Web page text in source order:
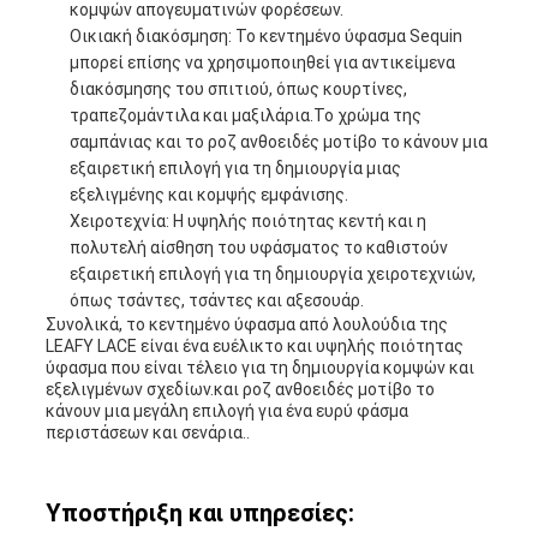
κομψών απογευματινών φορέσεων.
Οικιακή διακόσμηση: Το κεντημένο ύφασμα Sequin
μπορεί επίσης να χρησιμοποιηθεί για αντικείμενα
διακόσμησης του σπιτιού, όπως κουρτίνες,
τραπεζομάντιλα και μαξιλάρια.Το χρώμα της
σαμπάνιας και το ροζ ανθοειδές μοτίβο το κάνουν μια
εξαιρετική επιλογή για τη δημιουργία μιας
εξελιγμένης και κομψής εμφάνισης.
Χειροτεχνία: Η υψηλής ποιότητας κεντή και η
πολυτελή αίσθηση του υφάσματος το καθιστούν
εξαιρετική επιλογή για τη δημιουργία χειροτεχνιών,
όπως τσάντες, τσάντες και αξεσουάρ.
Συνολικά, το κεντημένο ύφασμα από λουλούδια της
LEAFY LACE είναι ένα ευέλικτο και υψηλής ποιότητας
ύφασμα που είναι τέλειο για τη δημιουργία κομψών και
εξελιγμένων σχεδίων.και ροζ ανθοειδές μοτίβο το
κάνουν μια μεγάλη επιλογή για ένα ευρύ φάσμα
περιστάσεων και σενάρια..
Υποστήριξη και υπηρεσίες: